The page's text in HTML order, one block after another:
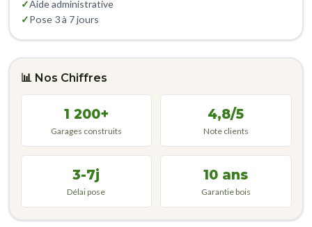
✓Aide administrative
✓Pose 3 à 7 jours
📊 Nos Chiffres
1 200+
Garages construits
4,8/5
Note clients
3-7j
Délai pose
10 ans
Garantie bois